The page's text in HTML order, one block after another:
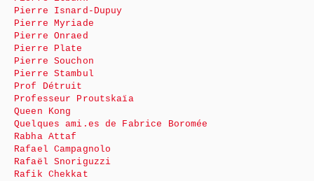
Pierre Isnard-Dupuy
Pierre Myriade
Pierre Onraed
Pierre Plate
Pierre Souchon
Pierre Stambul
Prof Détruit
Professeur Proutskaïa
Queen Kong
Quelques ami.es de Fabrice Boromée
Rabha Attaf
Rafael Campagnolo
Rafaël Snoriguzzi
Rafik Chekkat